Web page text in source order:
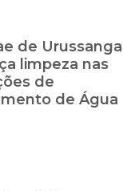
de Urussanga
limpeza nas
de
de Água